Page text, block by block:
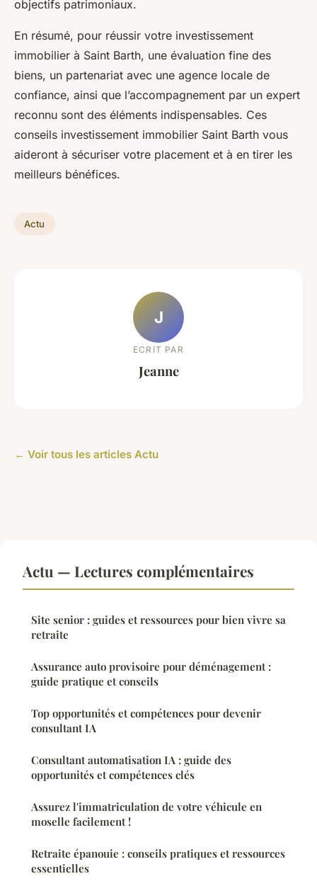
objectifs patrimoniaux.
En résumé, pour réussir votre investissement
immobilier à Saint Barth, une évaluation fine des
biens, un partenariat avec une agence locale de
confiance, ainsi que l’accompagnement par un expert
reconnu sont des éléments indispensables. Ces
conseils investissement immobilier Saint Barth vous
aideront à sécuriser votre placement et à en tirer les
meilleurs bénéfices.
Actu
J
ECRIT PAR
Jeanne
← Voir tous les articles Actu
Actu — Lectures complémentaires
Site senior : guides et ressources pour bien vivre sa
retraite
Assurance auto provisoire pour déménagement :
guide pratique et conseils
Top opportunités et compétences pour devenir
consultant IA
Consultant automatisation IA : guide des
opportunités et compétences clés
Assurez l'immatriculation de votre véhicule en
moselle facilement !
Retraite épanouie : conseils pratiques et ressources
essentielles